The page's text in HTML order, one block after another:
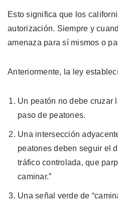
Esto significa que los
autorización. Siempre y
amenaza para sí mismos o
Anteriormente, la ley
Un peatón no debe cruzar
paso de peatones.
Una intersección
peatones deben seguir el
tráfico controlada, que
caminar.”
Una señal verde de